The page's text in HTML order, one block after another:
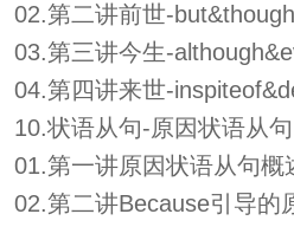
02.第二讲前世-
03.第三讲今生-
04.第四讲来世-
10.状语从句-原因状语从句
01.第一讲原因状语从句概
02.第二讲Because引导的